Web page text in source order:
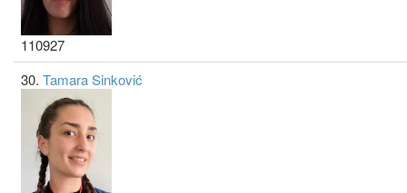
110927
30. Tamara Sinković